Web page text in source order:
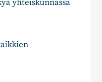
yhteiskunnassa